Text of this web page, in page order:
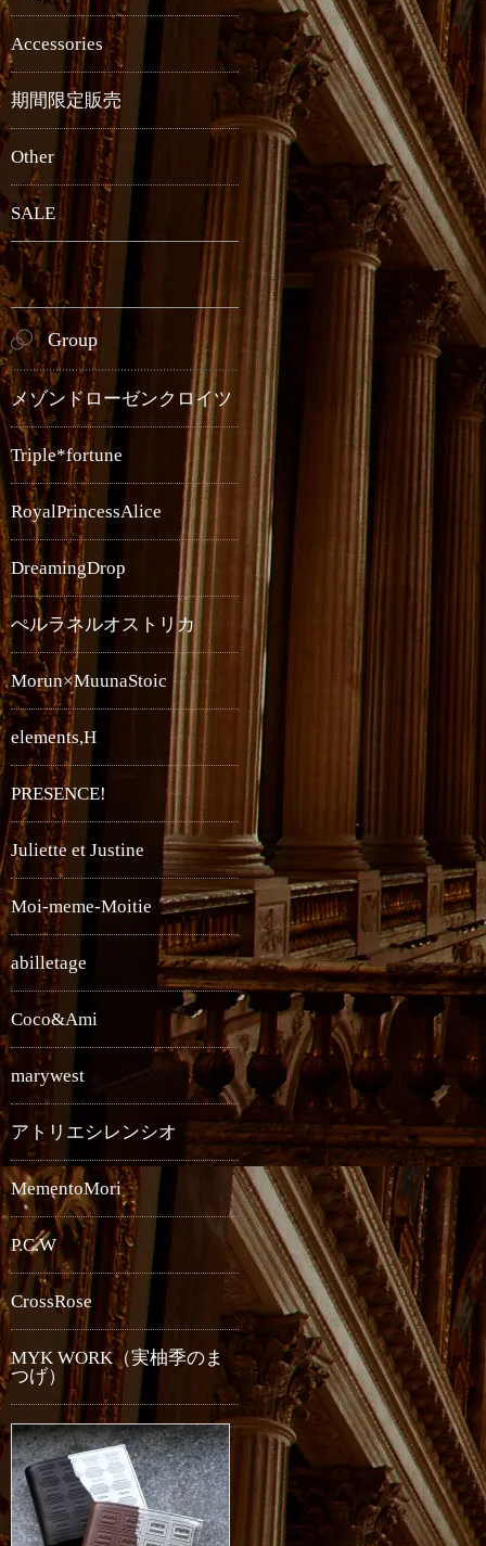
Accessories
期間限定販売
Other
SALE
Group
メゾンドローゼンクロイツ
Triple*fortune
RoyalPrincessAlice
DreamingDrop
ぺルラネルオストリカ
Morun×MuunaStoic
elements,H
PRESENCE!
Juliette et Justine
Moi-meme-Moitie
abilletage
Coco&Ami
marywest
アトリエシレンシオ
MementoMori
P.C.W
CrossRose
MYK WORK（実柚季のま
つげ）